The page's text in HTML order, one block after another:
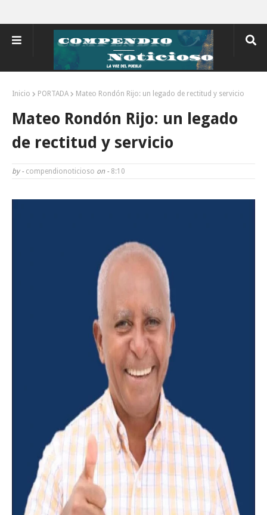
Inicio PORTADA Mateo Rondón Rijo: un legado de rectitud y servicio
Mateo Rondón Rijo: un legado
de rectitud y servicio
by - compendionoticioso on - 8:10